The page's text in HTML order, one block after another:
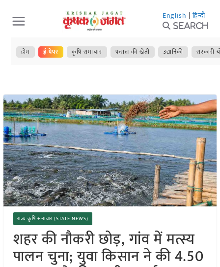
Skip
to
content
English | हिन्दी
Search
होम ई-पेपर कृषि समाचार फसल की खेती उद्यानिकी सरकारी
राज्य कृषि समाचार (STATE NEWS)
शहर की नौकरी छोड़, गांव में मत्स्य
पालन चुना; युवा किसान ने की 4.50